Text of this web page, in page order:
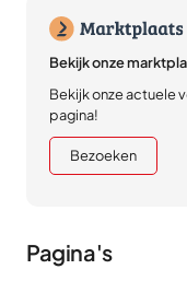
Bekijk onze
Bekijk onze actuele
pagina!
Bezoeken
Pagina's